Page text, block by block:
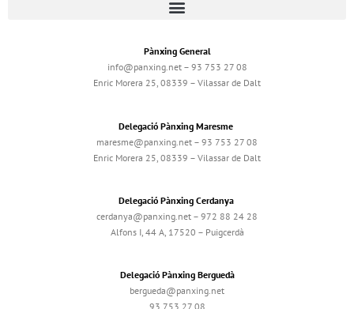
Pànxing General
info@panxing.net – 93 753 27 08
Enric Morera 25, 08339 – Vilassar de Dalt
Delegació Pànxing Maresme
maresme@panxing.net – 93 753 27 08
Enric Morera 25, 08339 – Vilassar de Dalt
Delegació Pànxing Cerdanya
cerdanya@panxing.net – 972 88 24 28
Alfons I, 44 A, 17520 – Puigcerdà
Delegació Pànxing Berguedà
bergueda@panxing.net
93 753 27 08